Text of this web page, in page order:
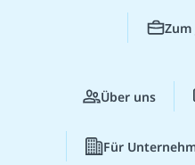
Zum
Über uns
Für